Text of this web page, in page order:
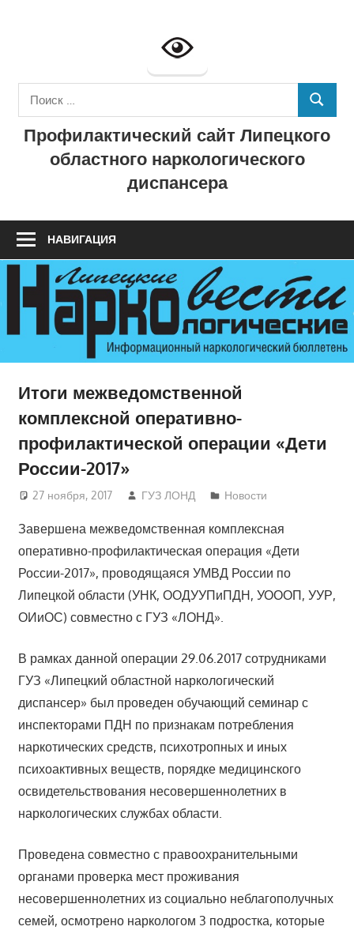
сайт
ГУЗ
"Липецкий
областной
ПОИСК
Профилактический сайт Липецкого
областного наркологического
диспансера
НАВИГАЦИЯ
Итоги межведомственной
комплексной оперативно-
профилактической операции «Дети
России-2017»
27 ноября, 2017 ГУЗ ЛОНД Новости
Завершена межведомственная комплексная
оперативно-профилактическая операция «Дети
России-2017», проводящаяся УМВД России по
Липецкой области (УНК, ООДУУПиПДН, УОООП, УУР,
ОИиОС) совместно с ГУЗ «ЛОНД».
В рамках данной операции 29.06.2017 сотрудниками
ГУЗ «Липецкий областной наркологический
диспансер» был проведен обучающий семинар с
инспекторами ПДН по признакам потребления
наркотических средств, психотропных и иных
психоактивных веществ, порядке медицинского
освидетельствования несовершеннолетних в
наркологических службах области.
Проведена совместно с правоохранительными
органами проверка мест проживания
несовершеннолетних из социально неблагополучных
семей, осмотрено наркологом 3 подростка, которые